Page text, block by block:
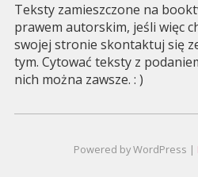
Teksty zamieszczone na
prawem autorskim, jeśli więc
swojej stronie skontaktuj się
tym. Cytować teksty z
nich można zawsze. : )
Powered by WordPress |